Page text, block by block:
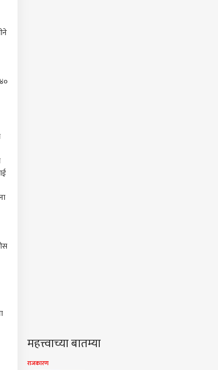
महत्त्वाच्या बातम्या
राजकारण